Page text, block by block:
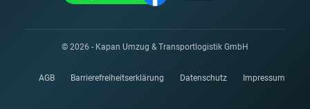
© 2026 - Kapan Umzug & Transportlogistik GmbH
AGB Barrierefreiheitserklärung Datenschutz Impressum